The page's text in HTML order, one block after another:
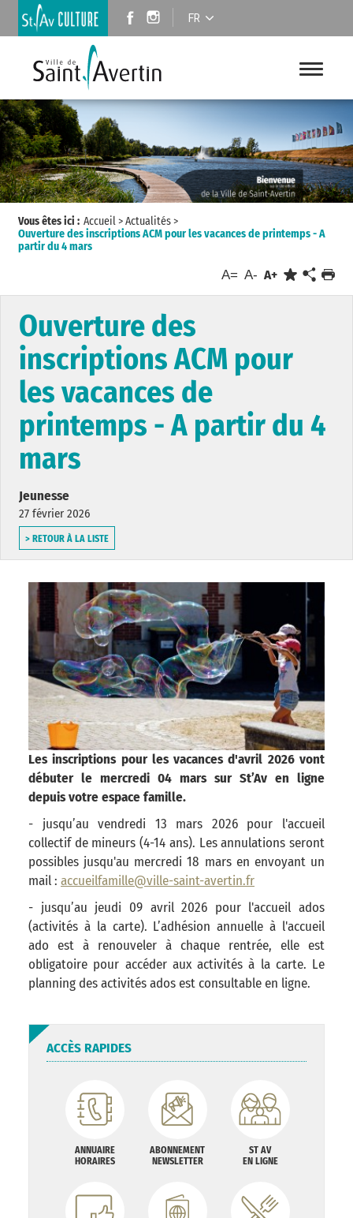
FR
Vous êtes ici : Accueil>Actualités>
Ouverture des inscriptions ACM pour les vacances de printemps - A
partir du 4 mars
A= A- A+
Ouverture des
inscriptions ACM pour
les vacances de
printemps - A partir du 4
mars
Jeunesse
27 février 2026
> RETOUR À LA LISTE
Les inscriptions pour les vacances d'avril 2026 vont
débuter le mercredi 04 mars sur St’Av en ligne
depuis votre espace famille.
- jusqu’au vendredi 13 mars 2026 pour l'accueil
collectif de mineurs (4-14 ans). Les annulations seront
possibles jusqu'au mercredi 18 mars en envoyant un
mail : accueilfamille@ville-saint-avertin.fr
- jusqu’au jeudi 09 avril 2026 pour l'accueil ados
(activités à la carte). L’adhésion annuelle à l'accueil
ado est à renouveler à chaque rentrée, elle est
obligatoire pour accéder aux activités à la carte. Le
planning des activités ados est consultable en ligne.
ACCÈS RAPIDES
ANNUAIRE
HORAIRES
ABONNEMENT
NEWSLETTER
ST AV
EN LIGNE